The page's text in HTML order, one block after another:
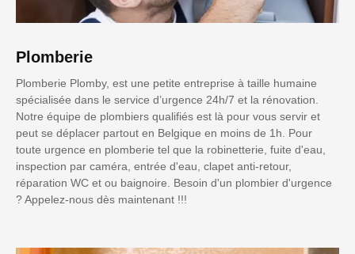
Plomberie
Plomberie Plomby, est une petite entreprise à taille humaine
spécialisée dans le service d’urgence 24h/7 et la rénovation.
Notre équipe de plombiers qualifiés est là pour vous servir et
peut se déplacer partout en Belgique en moins de 1h. Pour
toute urgence en plomberie tel que la robinetterie, fuite d'eau,
inspection par caméra, entrée d'eau, clapet anti-retour,
réparation WC et ou baignoire. Besoin d'un plombier d'urgence
? Appelez-nous dès maintenant !!!